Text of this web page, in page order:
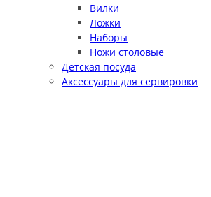
Вилки
Ложки
Наборы
Ножи столовые
Детская посуда
Аксессуары для сервировки